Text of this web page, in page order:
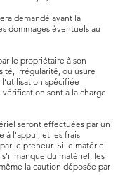
demandé avant la
dommages éventuels au
le propriétaire à son
irrégularité, ou usure
spécifiée
sont à la charge
seront effectuées par un
à l'appui, et les frais
le preneur. Si le matériel
manque du matériel, les
la caution déposée par